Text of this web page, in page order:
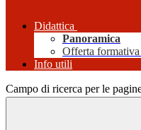
Didattica
Panoramica
Offerta formativa
Info utili
Campo di ricerca per le